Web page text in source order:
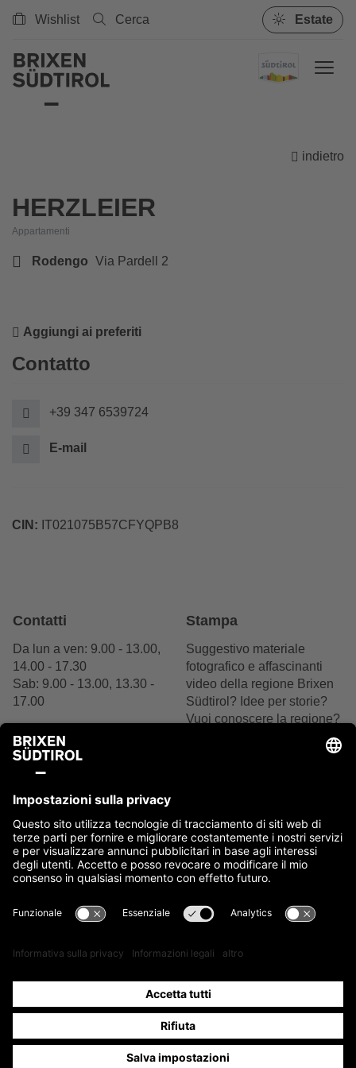
Wishlist Cerca Estate
indietro
HERZLEIER
Appartamenti
Rodengo Via Pardell 2
Aggiungi ai preferiti
Contatto
+39 347 6539724
E-mail
CIN: IT021075B57CFYQPB8
Contatti
Da lun a ven: 9.00 - 13.00,
14.00 - 17.30
Sab: 9.00 - 13.00, 13.30 -
17.00
Scrivici
Stampa
Suggestivo materiale
fotografico e affascinanti
video della regione Brixen
Südtirol? Idee per storie?
Vuoi conoscere la regione?
Note legali Cookie Privacy
Sitemap
IT00397760216